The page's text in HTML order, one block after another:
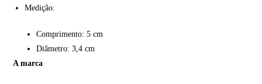
Medição:
Comprimento: 5 cm
Diâmetro: 3,4 cm
A marca